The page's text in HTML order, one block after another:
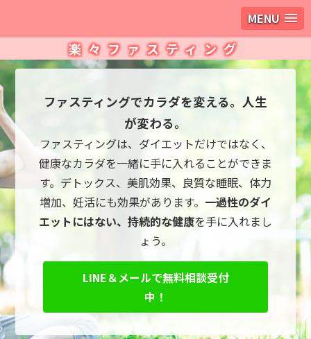
MENU
楽々ファスティング
ファスティングでカラダを変える。人生
が変わる。
ファスティングは、ダイエットだけではなく、
健康なカラダを一緒に手に入れることができま
す。デトックス、美肌効果、良質な睡眠、体力
増加、妊活にも効果があります。 一過性のダイ
エットにはない、持続的な健康を手に入れまし
ょう。
LINE＆メールで無料相談受付
中！